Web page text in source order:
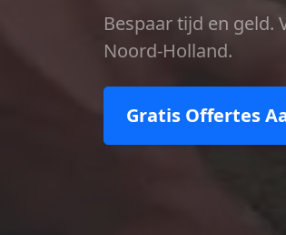
Bespaar tijd en geld.
Noord-Holland.
Gratis Offertes